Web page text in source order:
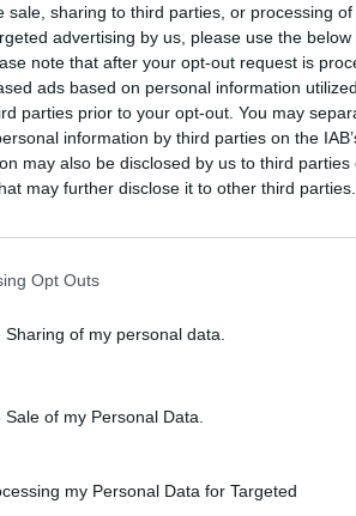
sale, sharing to third parties, or processing
advertising by us, please use the
note that after your opt-out request is
ads based on personal information
parties prior to your opt-out. You may
information by third parties on the
may also be disclosed by us to third parties
may further disclose it to other third parties.
Opt Outs
of my personal data.
of my Personal Data.
my Personal Data for Targeted
70%
60%